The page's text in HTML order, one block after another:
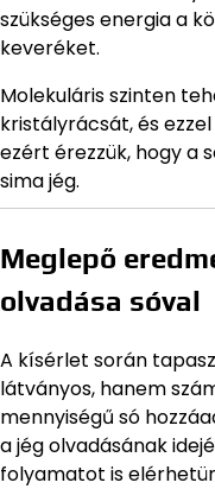
szükséges energia a
keveréket.
Molekuláris szinten
kristályrácsát, és
ezért érezzük, hogy a
sima jég.
Meglepő
olvadása sóval
A kísérlet során
látványos, hanem
mennyiségű só
a jég olvadásának
folyamatot is